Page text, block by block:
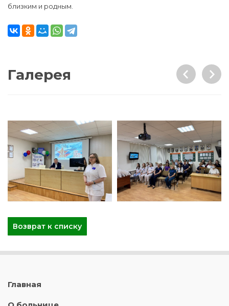
близким и родным.
Галерея
Возврат к списку
Главная